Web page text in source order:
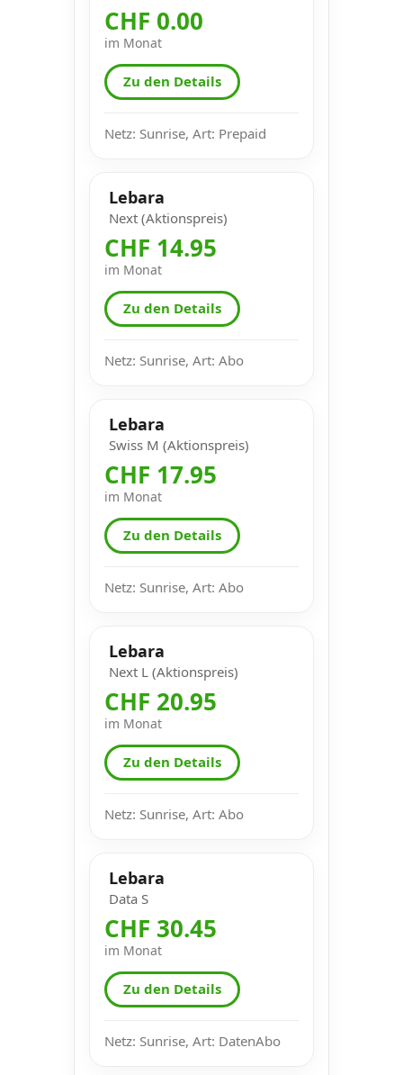
CHF 0.00
im Monat
Zu den Details
Netz: Sunrise, Art: Prepaid
Lebara
Next (Aktionspreis)
CHF 14.95
im Monat
Zu den Details
Netz: Sunrise, Art: Abo
Lebara
Swiss M (Aktionspreis)
CHF 17.95
im Monat
Zu den Details
Netz: Sunrise, Art: Abo
Lebara
Next L (Aktionspreis)
CHF 20.95
im Monat
Zu den Details
Netz: Sunrise, Art: Abo
Lebara
Data S
CHF 30.45
im Monat
Zu den Details
Netz: Sunrise, Art: DatenAbo